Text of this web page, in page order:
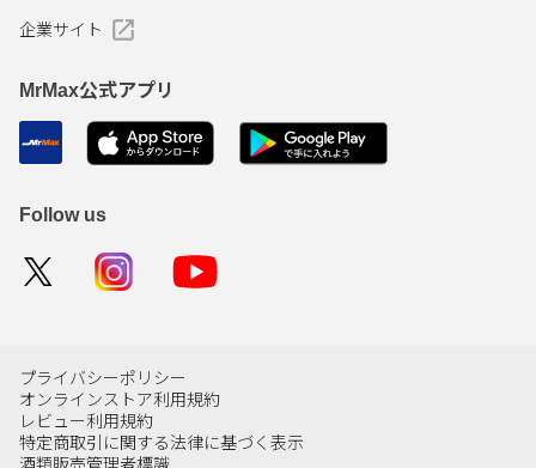
企業サイト
MrMax公式アプリ
Follow us
プライバシーポリシー
オンラインストア利用規約
レビュー利用規約
特定商取引に関する法律に基づく表示